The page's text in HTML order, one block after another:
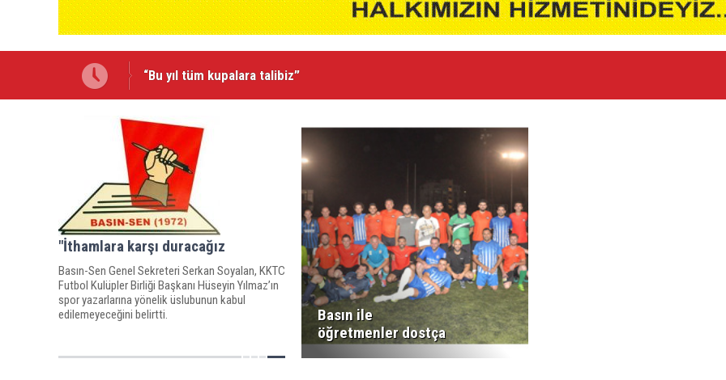
“Bu yıl tüm kupalara talibiz”
Emmanuel Ernest Mağusa Türk Gücü'nde
"İthamlara karşı duracağız
Basın-Sen Genel Sekreteri Serkan Soyalan, KKTC
Futbol Kulüpler Birliği Başkanı Hüseyin Yılmaz’ın
spor yazarlarına yönelik üslubunun kabul
edilemeyeceğini belirtti.
Basın ile
öğretmenler dostça